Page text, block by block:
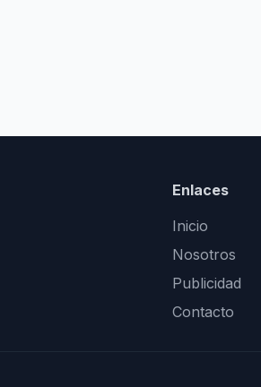
Enlaces
Inicio
Nosotros
Publicidad
Contacto